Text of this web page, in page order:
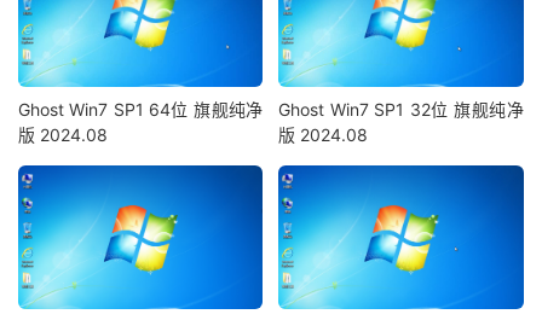
Ghost Win7 SP1 64位 旗舰纯净
版 2024.08
Ghost Win7 SP1 32位 旗舰纯净
版 2024.08